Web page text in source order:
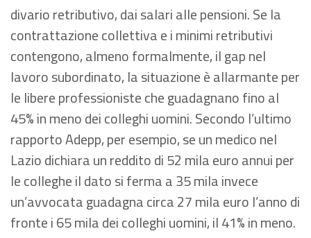
divario retributivo, dai salari alle pensioni. Se la
contrattazione collettiva e i minimi retributivi
contengono, almeno formalmente, il gap nel
lavoro subordinato, la situazione è allarmante per
le libere professioniste che guadagnano fino al
45% in meno dei colleghi uomini. Secondo l’ultimo
rapporto Adepp, per esempio, se un medico nel
Lazio dichiara un reddito di 52 mila euro annui per
le colleghe il dato si ferma a 35 mila invece
un’avvocata guadagna circa 27 mila euro l’anno di
fronte i 65 mila dei colleghi uomini, il 41% in meno.